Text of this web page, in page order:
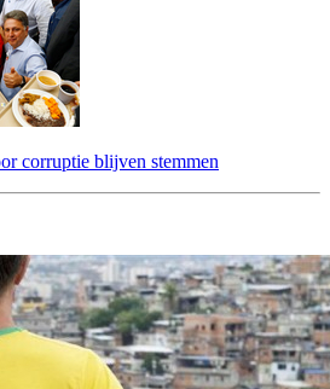
corruptie blijven stemmen